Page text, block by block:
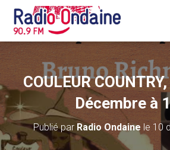
COULEUR
Décembre à
Publié par Radio Ondaine le 10